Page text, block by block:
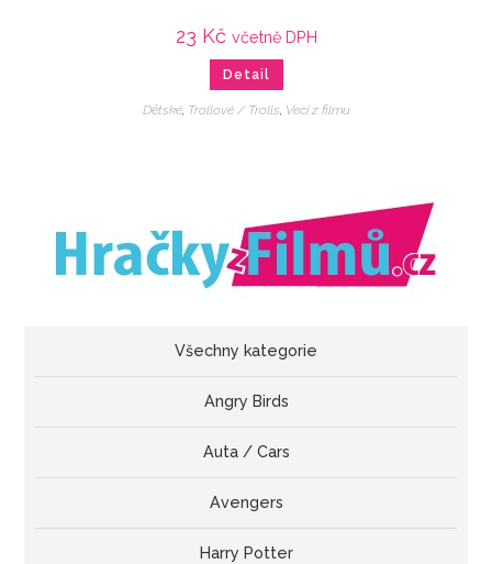
23 Kč včetně DPH
Detail
Dětské, Trollové / Trolls, Veci z filmu
Všechny kategorie
Angry Birds
Auta / Cars
Avengers
Harry Potter